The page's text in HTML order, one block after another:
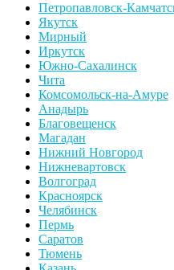
Петропавловск-
Якутск
Мирный
Иркутск
Южно-Сахалинск
Чита
Комсомольск-на-Амуре
Анадырь
Благовещенск
Магадан
Нижний Новгород
Нижневартовск
Волгоград
Красноярск
Челябинск
Пермь
Саратов
Тюмень